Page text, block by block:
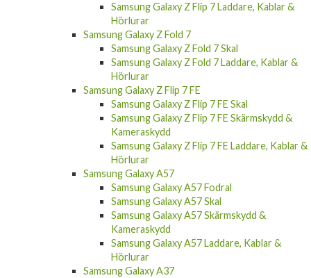
Samsung Galaxy Z Flip 7 Laddare, Kablar &
Hörlurar
Samsung Galaxy Z Fold 7
Samsung Galaxy Z Fold 7 Skal
Samsung Galaxy Z Fold 7 Laddare, Kablar &
Hörlurar
Samsung Galaxy Z Flip 7 FE
Samsung Galaxy Z Flip 7 FE Skal
Samsung Galaxy Z Flip 7 FE Skärmskydd &
Kameraskydd
Samsung Galaxy Z Flip 7 FE Laddare, Kablar &
Hörlurar
Samsung Galaxy A57
Samsung Galaxy A57 Fodral
Samsung Galaxy A57 Skal
Samsung Galaxy A57 Skärmskydd &
Kameraskydd
Samsung Galaxy A57 Laddare, Kablar &
Hörlurar
Samsung Galaxy A37